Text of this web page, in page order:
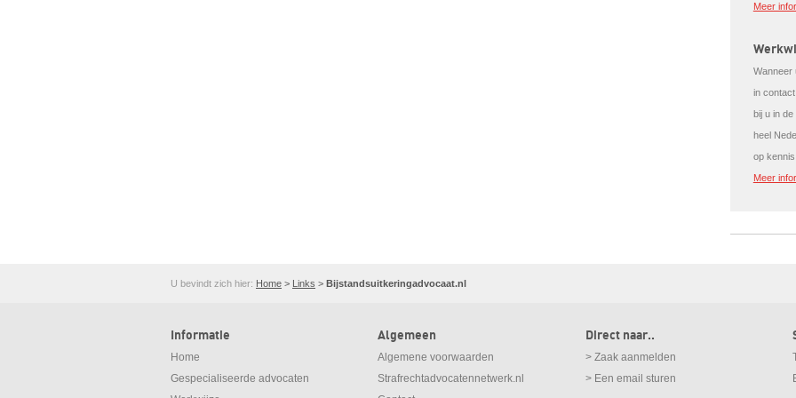
Meer
Wanneer
in
bij u in
heel
op
Meer
U bevindt zich hier: Home > Links > Bijstandsuitkeringadvocaat.nl
Informatie
Home
Gespecialiseerde advocaten
Algemeen
Algemene voorwaarden
Strafrechtadvocatennetwerk.nl
Direct naar..
> Zaak aanmelden
> Een email sturen